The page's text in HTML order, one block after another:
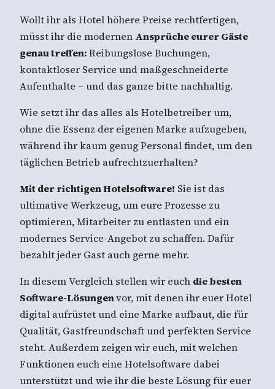
Wollt ihr als Hotel höhere Preise rechtfertigen,
müsst ihr die modernen Ansprüche eurer Gäste
genau treffen:Reibungslose Buchungen,
kontaktloser Service und maßgeschneiderte
Aufenthalte – und das ganze bitte nachhaltig.
Wie setzt ihr das alles als Hotelbetreiber um,
ohne die Essenz der eigenen Marke aufzugeben,
während ihr kaum genug Personal findet, um den
täglichen Betrieb aufrechtzuerhalten?
Mit der richtigen Hotelsoftware! Sie ist das
ultimative Werkzeug, um eure Prozesse zu
optimieren, Mitarbeiter zu entlasten und ein
modernes Service-Angebot zu schaffen. Dafür
bezahlt jeder Gast auch gerne mehr.
In diesem Vergleich stellen wir euch die besten
Software-Lösungenvor, mit denen ihr euer Hotel
digital aufrüstet und eine Marke aufbaut, die für
Qualität, Gastfreundschaft und perfekten Service
steht. Außerdem zeigen wir euch, mit welchen
Funktionen euch eine Hotelsoftware dabei
unterstützt und wie ihr die beste Lösung für euer